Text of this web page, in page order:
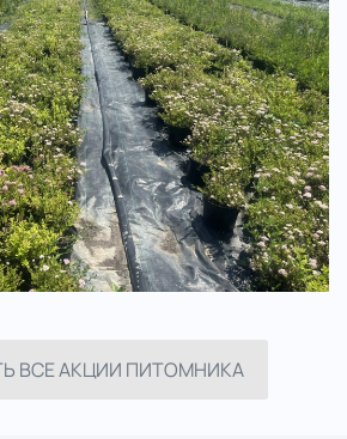
ВСЕ АКЦИИ ПИТОМНИКА